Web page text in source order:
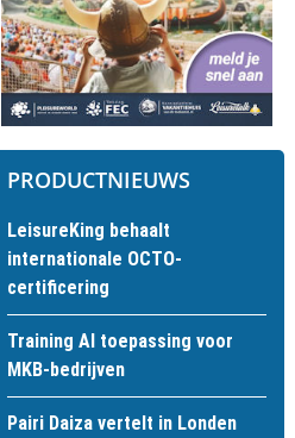
PRODUCTNIEUWS
LeisureKing behaalt
internationale OCTO-
certificering
Training AI toepassing voor
MKB-bedrijven
Pairi Daiza vertelt in Londen